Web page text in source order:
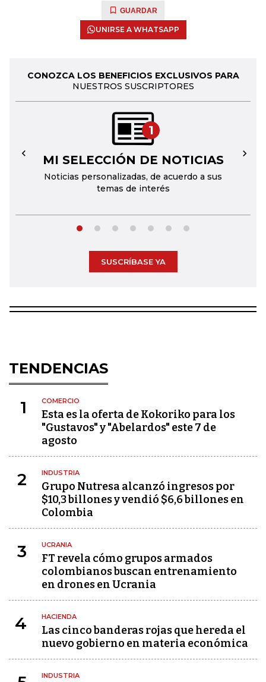
GUARDAR
UNIRSE A WHATSAPP
CONOZCA LOS BENEFICIOS EXCLUSIVOS PARA
NUESTROS SUSCRIPTORES
1
MI SELECCIÓN DE NOTICIAS
Noticias personalizadas, de acuerdo a sus
temas de interés
← →
SUSCRÍBASE YA
TENDENCIAS
1 COMERCIO
Esta es la oferta de Kokoriko para los
"Gustavos" y "Abelardos" este 7 de
agosto
2 INDUSTRIA
Grupo Nutresa alcanzó ingresos por
$10,3 billones y vendió $6,6 billones en
Colombia
3 UCRANIA
FT revela cómo grupos armados
colombianos buscan entrenamiento
en drones en Ucrania
4 HACIENDA
Las cinco banderas rojas que hereda el
nuevo gobierno en materia económica
INDUSTRIA